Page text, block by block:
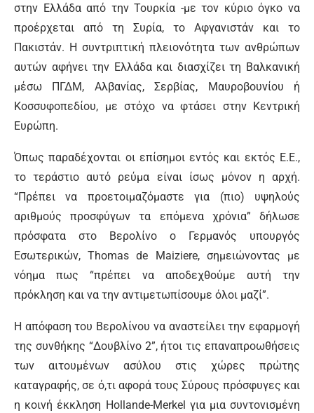
στην Ελλάδα από την Τουρκία -με τον κύριο όγκο να
προέρχεται από τη Συρία, το Αφγανιστάν και το
Πακιστάν. Η συντριπτική πλειονότητα των ανθρώπων
αυτών αφήνει την Ελλάδα και διασχίζει τη Βαλκανική
μέσω ΠΓΔΜ, Αλβανίας, Σερβίας, Μαυροβουνίου ή
Κοσσυφοπεδίου, με στόχο να φτάσει στην Κεντρική
Ευρώπη.
Όπως παραδέχονται οι επίσημοι εντός και εκτός Ε.Ε.,
το τεράστιο αυτό ρεύμα είναι ίσως μόνον η αρχή.
“Πρέπει να προετοιμαζόμαστε για (πιο) υψηλούς
αριθμούς προσφύγων τα επόμενα χρόνια” δήλωσε
πρόσφατα στο Βερολίνο ο Γερμανός υπουργός
Εσωτερικών, Thomas de Maiziere, σημειώνοντας με
νόημα πως “πρέπει να αποδεχθούμε αυτή την
πρόκληση και να την αντιμετωπίσουμε όλοι μαζί”.
Η απόφαση του Βερολίνου να αναστείλει την εφαρμογή
της συνθήκης “Δουβλίνο 2”, ήτοι τις επαναπροωθήσεις
των αιτουμένων ασύλου στις χώρες πρώτης
καταγραφής, σε ό,τι αφορά τους Σύρους πρόσφυγες και
η κοινή έκκληση Hollande-Merkel για μια συντονισμένη